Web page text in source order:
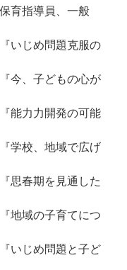
育指導員、一般
め問題克服の
、子どもの心が
力力開発の可能
校、地域で広げ
期を見通した
の子育てにつ
じめ問題と子ど